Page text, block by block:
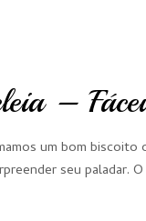
–
um bom
seu paladar.